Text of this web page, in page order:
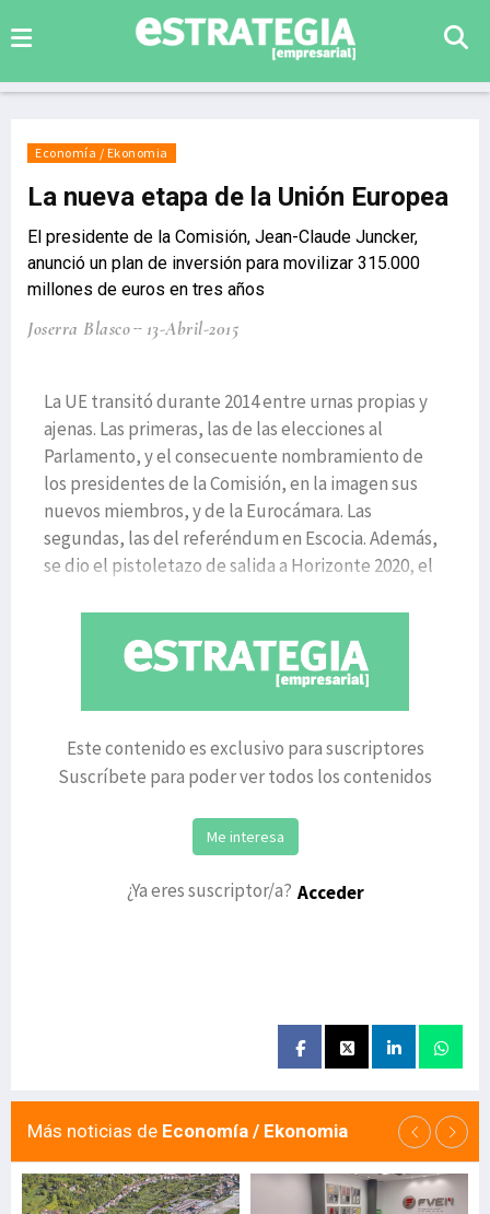
Economía / Ekonomia
La nueva etapa de la Unión Europea
El presidente de la Comisión, Jean-Claude Juncker,
anunció un plan de inversión para movilizar 315.000
millones de euros en tres años
Joserra Blasco 13-Abril-2015
La UE transitó durante 2014 entre urnas propias y
ajenas. Las primeras, las de las elecciones al
Parlamento, y el consecuente nombramiento de
los presidentes de la Comisión, en la imagen sus
nuevos miembros, y de la Eurocámara. Las
segundas, las del referéndum en Escocia. Además,
se dio el pistoletazo de salida a Horizonte 2020, el
Este contenido es exclusivo para suscriptores
Suscríbete para poder ver todos los contenidos
Me interesa
¿Ya eres suscriptor/a? Acceder
Más noticias de Economía / Ekonomia